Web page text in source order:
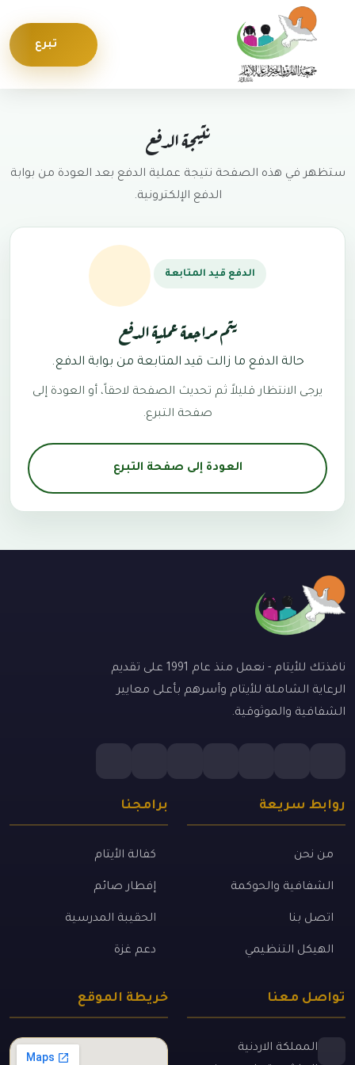
Skip to content
Skip to footer
تبرع
نتيجة الدفع
ستظهر في هذه الصفحة نتيجة عملية الدفع بعد العودة من بوابة
الدفع الإلكترونية.
الدفع قيد المتابعة
يتم مراجعة عملية الدفع
حالة الدفع ما زالت قيد المتابعة من بوابة الدفع.
يرجى الانتظار قليلاً ثم تحديث الصفحة لاحقاً، أو العودة إلى
صفحة التبرع.
العودة إلى صفحة التبرع
نافذتك للأيتام - نعمل منذ عام 1991 على تقديم
الرعاية الشاملة للأيتام وأسرهم بأعلى معايير
الشفافية والموثوقية.
روابط سريعة
من نحن
الشفافية والحوكمة
اتصل بنا
الهيكل التنظيمي
برامجنا
كفالة الأيتام
إفطار صائم
الحقيبة المدرسية
دعم غزة
تواصل معنا
المملكة الاردنية
خريطة الموقع